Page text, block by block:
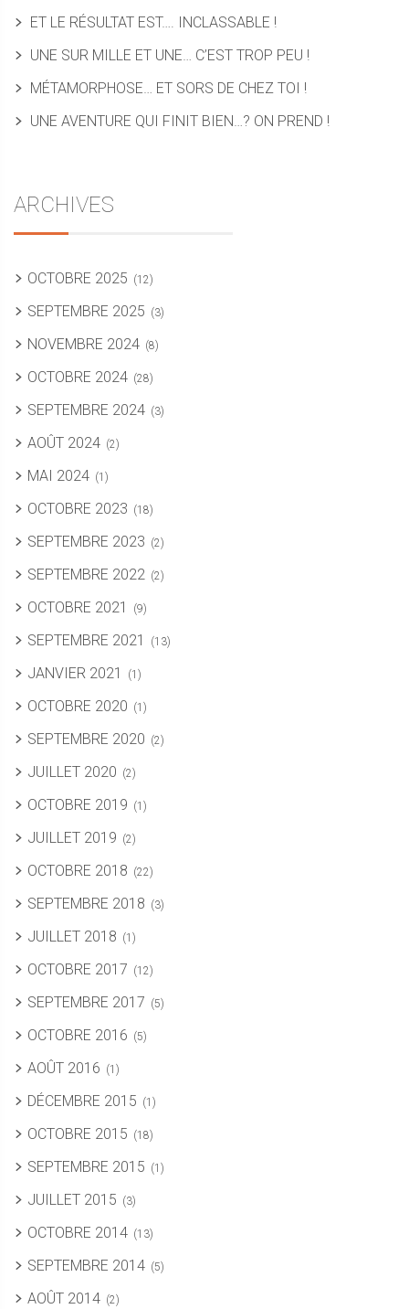
ET LE RÉSULTAT EST…. INCLASSABLE !
UNE SUR MILLE ET UNE… C’EST TROP PEU !
MÉTAMORPHOSE… ET SORS DE CHEZ TOI !
UNE AVENTURE QUI FINIT BIEN…? ON PREND !
ARCHIVES
OCTOBRE 2025 (12)
SEPTEMBRE 2025 (3)
NOVEMBRE 2024 (8)
OCTOBRE 2024 (28)
SEPTEMBRE 2024 (3)
AOÛT 2024 (2)
MAI 2024 (1)
OCTOBRE 2023 (18)
SEPTEMBRE 2023 (2)
SEPTEMBRE 2022 (2)
OCTOBRE 2021 (9)
SEPTEMBRE 2021 (13)
JANVIER 2021 (1)
OCTOBRE 2020 (1)
SEPTEMBRE 2020 (2)
JUILLET 2020 (2)
OCTOBRE 2019 (1)
JUILLET 2019 (2)
OCTOBRE 2018 (22)
SEPTEMBRE 2018 (3)
JUILLET 2018 (1)
OCTOBRE 2017 (12)
SEPTEMBRE 2017 (5)
OCTOBRE 2016 (5)
AOÛT 2016 (1)
DÉCEMBRE 2015 (1)
OCTOBRE 2015 (18)
SEPTEMBRE 2015 (1)
JUILLET 2015 (3)
OCTOBRE 2014 (13)
SEPTEMBRE 2014 (5)
AOÛT 2014 (2)